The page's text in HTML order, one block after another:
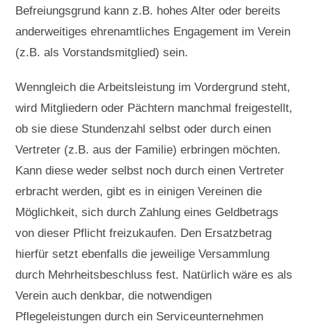
Befreiungsgrund kann z.B. hohes Alter oder bereits
anderweitiges ehrenamtliches Engagement im Verein
(z.B. als Vorstandsmitglied) sein.
Wenngleich die Arbeitsleistung im Vordergrund steht,
wird Mitgliedern oder Pächtern manchmal freigestellt,
ob sie diese Stundenzahl selbst oder durch einen
Vertreter (z.B. aus der Familie) erbringen möchten.
Kann diese weder selbst noch durch einen Vertreter
erbracht werden, gibt es in einigen Vereinen die
Möglichkeit, sich durch Zahlung eines Geldbetrags
von dieser Pflicht freizukaufen. Den Ersatzbetrag
hierfür setzt ebenfalls die jeweilige Versammlung
durch Mehrheitsbeschluss fest. Natürlich wäre es als
Verein auch denkbar, die notwendigen
Pflegeleistungen durch ein Serviceunternehmen